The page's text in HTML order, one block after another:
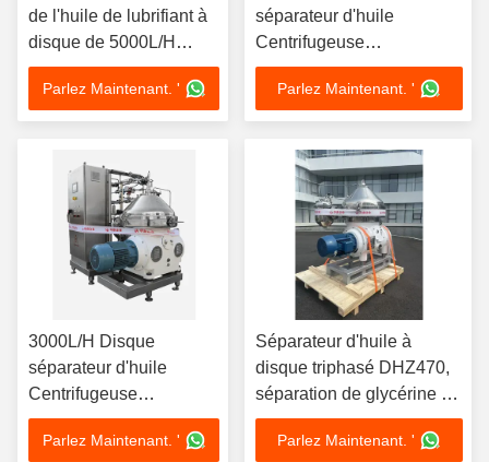
de l'huile de lubrifiant à
disque de 5000L/H
Centrifugeuse 7.5kW
Moteur avec conception
en 3 phases de bol
Parlez Maintenant. '
séparateur d'huile
Centrifugeuse
Transformateur
Purification de l'huile 4kW
Moteur 380V
Déshydratation sous vide
Design de chariot mobile
Parlez Maintenant. '
3000L/H Disque
séparateur d'huile
Centrifugeuse
Hydraulique de
recyclage d'huile 5.5kW
Parlez Maintenant. '
Séparateur d'huile à
disque triphasé DHZ470,
séparation de glycérine de
biodiesel, Piston
coulissant, décharge
Parlez Maintenant. '